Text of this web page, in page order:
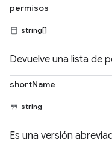
permisos
string[]
Devuelve una lista de
shortName
string
Es una versión